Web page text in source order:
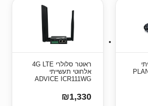
ראוטר סלולרי 4G LTE
אלחוטי תעשייתי
ADVICE ICR111WG
₪1,330